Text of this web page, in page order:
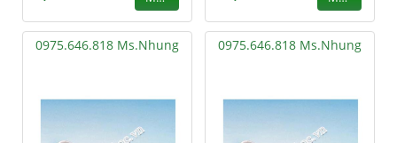
0975.646.818 Ms.Nhung 0975.646.818 Ms.Nhung